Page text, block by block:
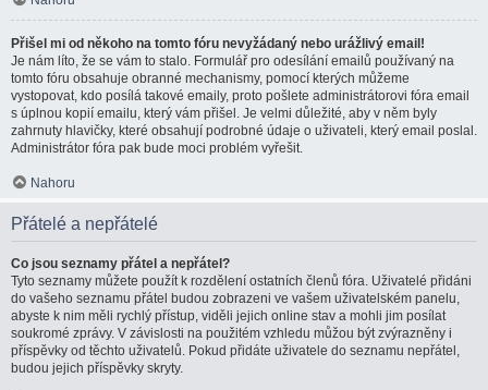
Přišel mi od někoho na tomto fóru nevyžádaný nebo urážlivý email!
Je nám líto, že se vám to stalo. Formulář pro odesílání emailů používaný na
tomto fóru obsahuje obranné mechanismy, pomocí kterých můžeme
vystopovat, kdo posílá takové emaily, proto pošlete administrátorovi fóra email
s úplnou kopií emailu, který vám přišel. Je velmi důležité, aby v něm byly
zahrnuty hlavičky, které obsahují podrobné údaje o uživateli, který email poslal.
Administrátor fóra pak bude moci problém vyřešit.
Nahoru
Přátelé a nepřátelé
Co jsou seznamy přátel a nepřátel?
Tyto seznamy můžete použít k rozdělení ostatních členů fóra. Uživatelé přidáni
do vašeho seznamu přátel budou zobrazeni ve vašem uživatelském panelu,
abyste k nim měli rychlý přístup, viděli jejich online stav a mohli jim posílat
soukromé zprávy. V závislosti na použitém vzhledu můžou být zvýrazněny i
příspěvky od těchto uživatelů. Pokud přidáte uživatele do seznamu nepřátel,
budou jejich příspěvky skryty.